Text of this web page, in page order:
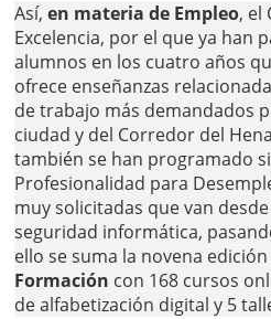
Así,en materia de Empleo, el
Excelencia, por el que ya han
alumnos en los cuatro años
ofrece enseñanzas
de trabajo más demandados
ciudad y del Corredor del
también se han programado
Profesionalidad para
muy solicitadas que van
seguridad informática,
ello se suma la novena edición
Formación con 168 cursos
de alfabetización digital y 5